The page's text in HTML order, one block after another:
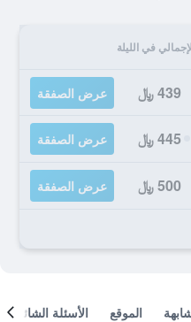
في الليلة
439 ﷼ عرض الصفقة
445 ﷼ عرض الصفقة
500 ﷼ عرض الصفقة
الموقع الأسئلة الشائعة